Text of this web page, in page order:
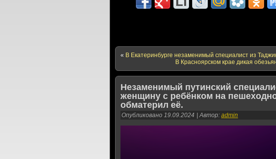
« В Екатеринбурге незаменимый специалист из
В Красноярском крае дикая
Незаменимый путинский
женщину с ребёнком на
обматерил её.
Опубликовано 19.09.2024 |Автор: admin